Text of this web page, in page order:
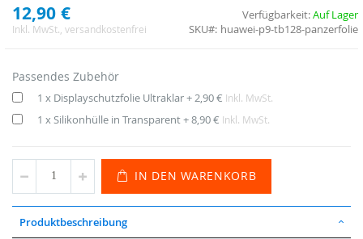
12,90 €
Inkl. MwSt. , versandkostenfrei
Verfügbarkeit:Auf Lager
SKU
huawei-p9-tb128-panzerfolie
Passendes Zubehör
1 x Displayschutzfolie Ultraklar+ 2,90 € Inkl. MwSt.
1 x Silikonhülle in Transparent+8,90 € Inkl. MwSt.
IN DEN WARENKORB
Produktbeschreibung